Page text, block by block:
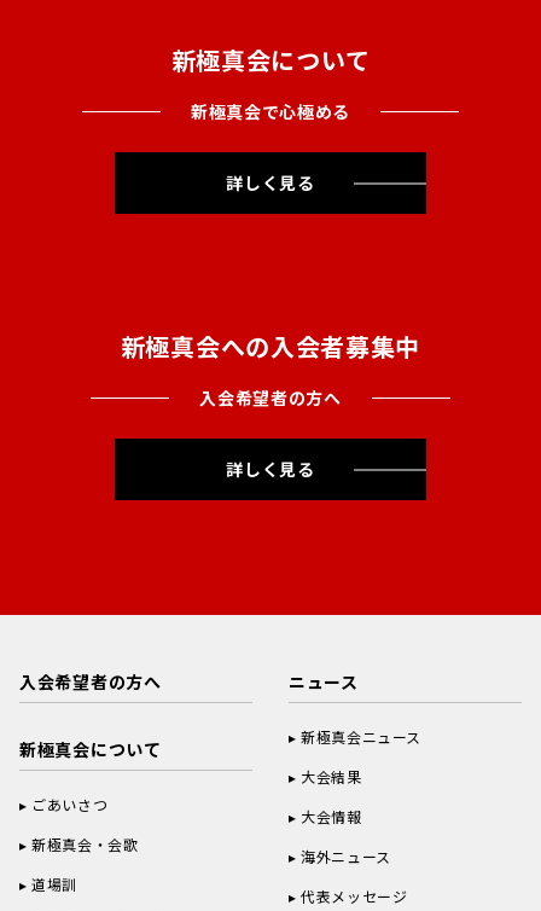
新極真会について
新極真会で心極める
詳しく見る
新極真会への入会者募集中
入会希望者の方へ
詳しく見る
入会希望者の方へ
新極真会について
ごあいさつ
新極真会・会歌
道場訓
ニュース
新極真会ニュース
大会結果
大会情報
海外ニュース
代表メッセージ